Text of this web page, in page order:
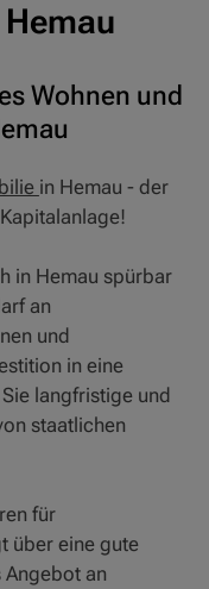
Wohnen und
in Hemau - der
in Hemau spürbar
an
und
in eine
langfristige und
staatlichen
für
über eine gute
an